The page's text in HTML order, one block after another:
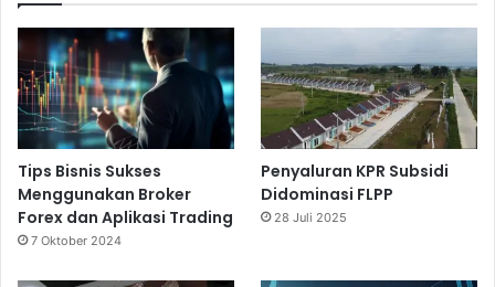
Tips Bisnis Sukses
Menggunakan Broker
Forex dan Aplikasi Trading
7 Oktober 2024
Penyaluran KPR Subsidi
Didominasi FLPP
28 Juli 2025